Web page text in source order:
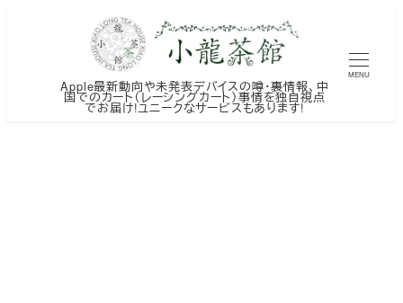
Apple最新動向や未発表デバイスの噂・裏情報、中
国でのカート（レーシングカート）事情を独自視点
でお届け!ユニークなサービスもあります!
MENU